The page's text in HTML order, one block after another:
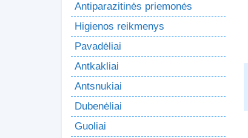
Antiparazitinės priemonės
Higienos reikmenys
Pavadėliai
Antkakliai
Antsnukiai
Dubenėliai
Guoliai